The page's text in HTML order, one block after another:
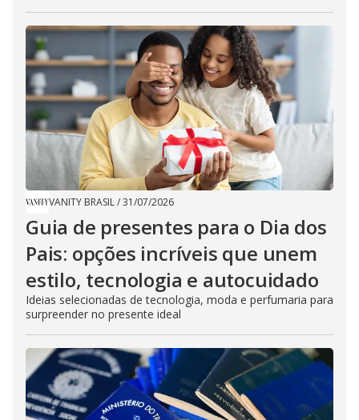
VANITY BRASIL/31/07/2026
Guia de presentes para o Dia dos
Pais: opções incríveis que unem
estilo, tecnologia e autocuidado
Ideias selecionadas de tecnologia, moda e perfumaria para
surpreender no presente ideal